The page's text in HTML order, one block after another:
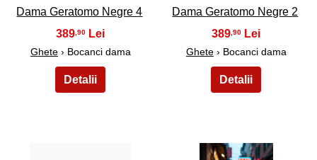
Dama Geratomo Negre 4
389 ,90
Ghete› Bocanci dama
Dama Geratomo Negre 2
389 ,90
Ghete› Bocanci dama